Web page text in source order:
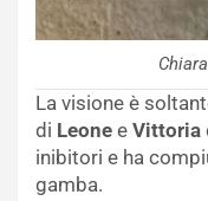
La visione è
di Leone e Vittoria
inibitori e ha
gamba.